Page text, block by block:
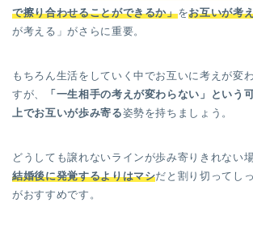
で擦り合わせることができるか」をお互いが考
が考える」がさらに重要。
もちろん生活をしていく中でお互いに考えが変
すが、
「一生相手の考えが変わらない」という
上でお互いが歩み寄る姿勢を持ちましょう。
どうしても譲れないラインが歩み寄りきれない
結婚後に発覚するよりはマシだと割り切ってし
がおすすめです。